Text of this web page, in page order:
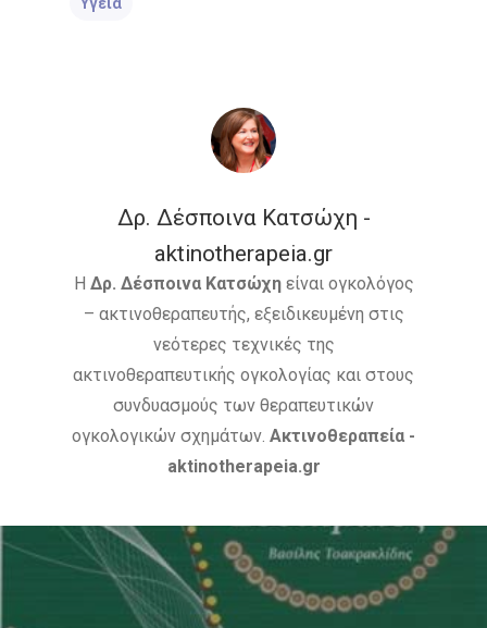
Δρ. Δέσποινα Κατσώχη -
aktinotherapeia.gr
Η Δρ. Δέσποινα Κατσώχηείναι ογκολόγος
– ακτινοθεραπευτής, εξειδικευμένη στις
νεότερες τεχνικές της
ακτινοθεραπευτικής ογκολογίας και στους
συνδυασμούς των θεραπευτικών
ογκολογικών σχημάτων. Ακτινοθεραπεία -
aktinotherapeia.gr
IMRT MOVEMBER
ΒΡΑΧΥΘΕΡΑΠΕΊΑ
ΔΡ. ΔΈΣΠΟΙΝΑ ΚΑΤΣΏΧΗ
ΕΚΔΉΛΩΣΗ ΚΑΡΚΊΝΟΣ
ΚΑΡΚΊΝΟΣ ΤΟΥ
ΜΑΣΤΌΣ ΜΕΛΆΝΩΜΑ